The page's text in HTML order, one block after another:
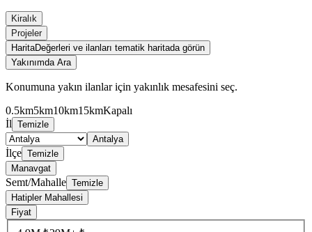
Kiralık
Projeler
HaritaDeğerleri ve ilanları tematik haritada görün
Yakınımda Ara
Konumuna yakın ilanlar için yakınlık mesafesini seç.
0.5km5km10km15kmKapalı
İl Temizle
Antalya
İlçe Temizle
Manavgat
Semt/Mahalle Temizle
Hatipler Mahallesi
Fiyat